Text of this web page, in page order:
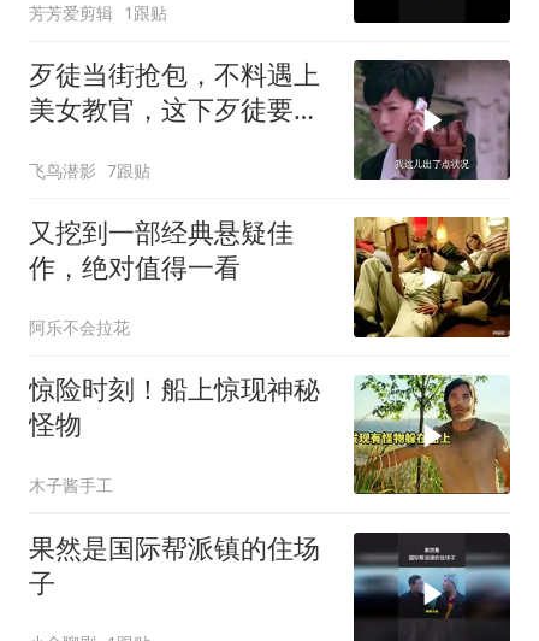
芳芳爱剪辑 1跟贴
歹徒当街抢包，不料遇上
美女教官，这下歹徒要惨
飞鸟潜影 7跟贴
又挖到一部经典悬疑佳
作，绝对值得一看
阿乐不会拉花
惊险时刻！船上惊现神秘
怪物
木子酱手工
果然是国际帮派镇的住场
子